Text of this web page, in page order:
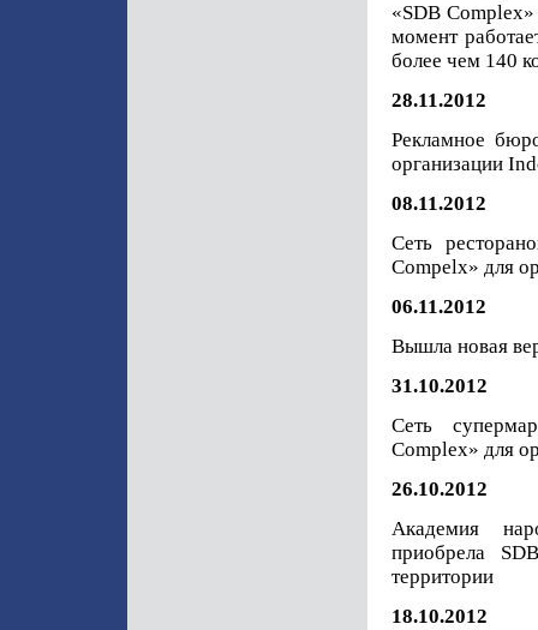
«SDB
момент
более чем 140
28.11.2012
Рекламное
организации
08.11.2012
Сеть
Compelx» для
06.11.2012
Вышла новая
31.10.2012
Сеть
Complex» для
26.10.2012
Академия
приобрела
территории
18.10.2012